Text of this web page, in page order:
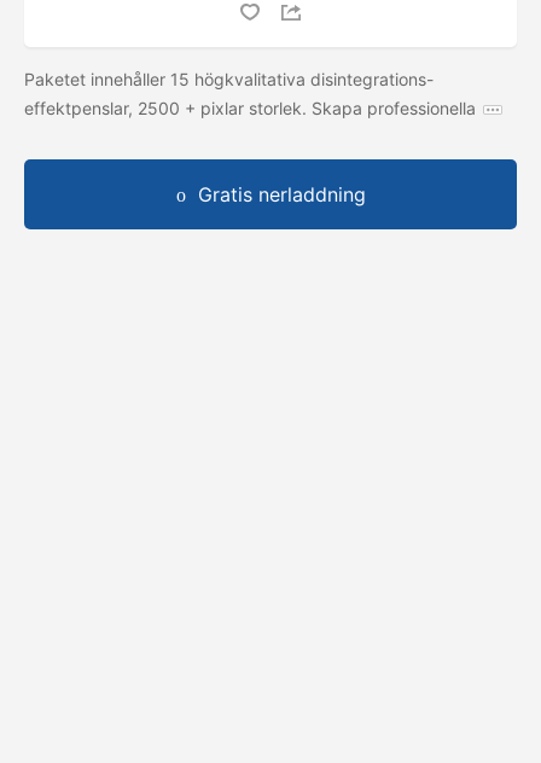
Paketet innehåller 15 högkvalitativa disintegrations-
effektpenslar, 2500 + pixlar storlek. Skapa professionella
Gratis nerladdning